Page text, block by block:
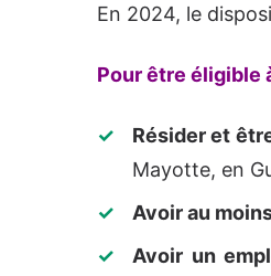
En 2024, le
Pour être éligible
Résider et
Mayotte, en
Avoir au
Avoir un